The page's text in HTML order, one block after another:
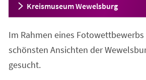
Kreismuseum Wewelsburg
Im Rahmen eines
schönsten Ansichten der
gesucht.